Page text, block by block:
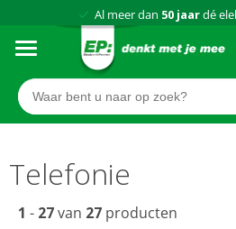
Al meer dan 50 jaardé
Telefonie
1 - 27van 27 producten